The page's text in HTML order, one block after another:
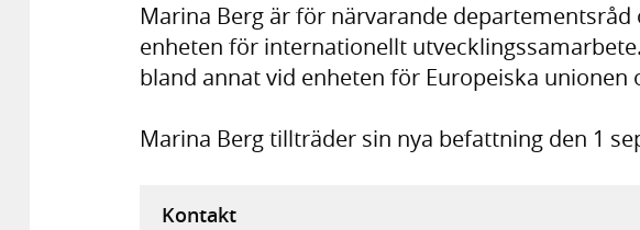
Marina Berg är för närvarande
enheten för internationellt
bland annat vid enheten för Europeiska unionen
Marina Berg tillträder sin nya befattning den 1
Kontakt